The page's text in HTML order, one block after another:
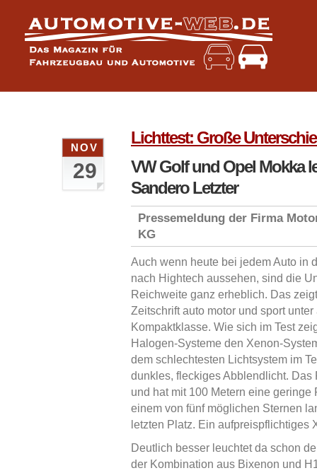
Lichttest: Große
VW Golf und Opel Mokka
Sandero Letzter
Pressemeldung der Firma
KG
Auch wenn heute bei jedem Auto in
nach Hightech aussehen, sind die
Reichweite ganz erheblich. Das
Zeitschrift auto motor und sport
Kompaktklasse. Wie sich im Test
Halogen-Systeme den Xenon-
dem schlechtesten Lichtsystem im
dunkles, fleckiges Abblendlicht.
und hat mit 100 Metern eine
einem von fünf möglichen Sternen
letzten Platz. Ein aufpreispflichtiges
Deutlich besser leuchtet da schon
der Kombination aus Bixenon und
NOV
29